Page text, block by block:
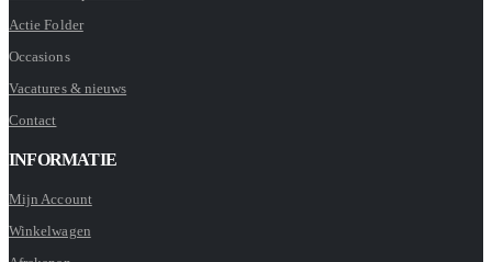
Actie Folder
Occasions
Vacatures & nieuws
Contact
INFORMATIE
Mijn Account
Winkelwagen